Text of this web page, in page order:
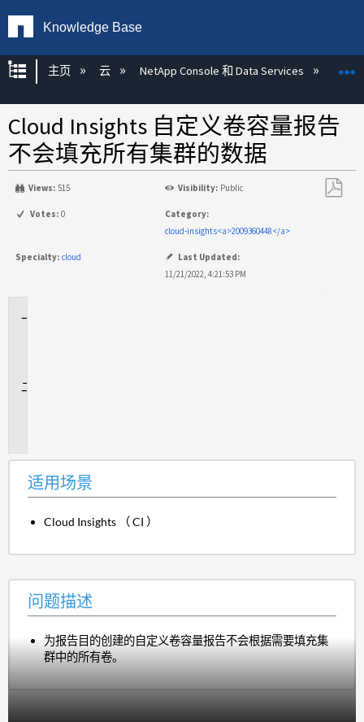
Knowledge Base
扩展/隐缩全局层次
主页 云 NetApp Console 和 Data Services
Cloud Insights 自定义卷容量报告
不会填充所有集群的数据
Views: 515 Visibility: Public
Votes: 0
Category:
cloud-insights<a>2009360448</a>
Specialty: cloud
Last Updated:
11/21/2022, 4:21:53 PM
适用场景
Cloud Insights （ CI ）
问题描述
为报告目的创建的自定义卷容量报告不会根据需要填充集
群中的所有卷。